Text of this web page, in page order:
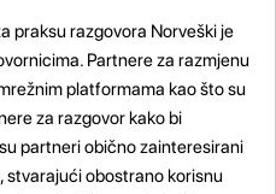
praksu razgovora Norveški je
Partnere za razmjenu
platformama kao što su
za razgovor kako bi
partneri obično zainteresirani
stvarajući obostrano korisnu